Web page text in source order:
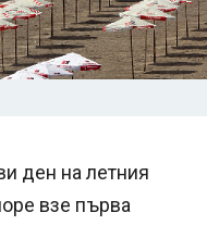
ден на летния
взе първа